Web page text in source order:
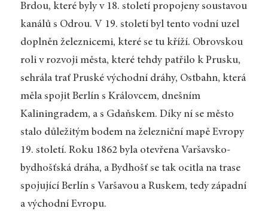
Brdou, které byly v 18. století propojeny soustavou
kanálů s Odrou. V 19. století byl tento vodní uzel
doplněn železnicemi, které se tu kříží. Obrovskou
roli v rozvoji města, které tehdy patřilo k Prusku,
sehrála trať Pruské východní dráhy, Ostbahn, která
měla spojit Berlín s Královcem, dnešním
Kaliningradem, a s Gdaňskem. Díky ní se město
stalo důležitým bodem na železniční mapě Evropy
19. století. Roku 1862 byla otevřena Varšavsko-
bydhošťská dráha, a Bydhošť se tak ocitla na trase
spojující Berlín s Varšavou a Ruskem, tedy západní
a východní Evropu.